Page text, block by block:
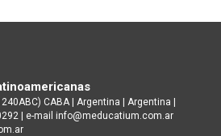
CABA | Argentina | Argentina |
| e-mail info@meducatium.com.ar